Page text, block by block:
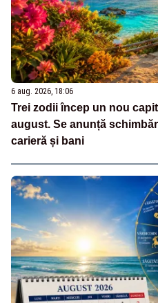
6 aug. 2026, 18:06
Trei zodii încep un nou
august. Se anunță
carieră și bani